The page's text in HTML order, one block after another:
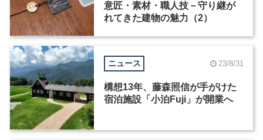
意匠・素材・職人技－守り継が
れてきた建物の魅力（2）
ニュース 23/8/31
構想13年、藤森照信が手がけた
宿泊施設「小泊Fuji」が開業へ